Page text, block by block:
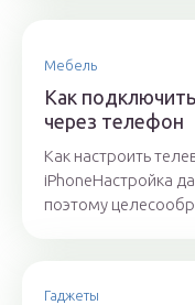
Мебель
Как
через телефон
Как настроить
iPhoneНастройка
поэтому
Гаджеты